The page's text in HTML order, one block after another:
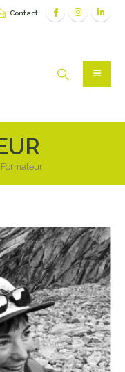
Contact
Formateur